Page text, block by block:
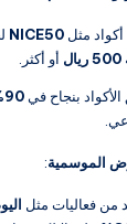
مثل NICE50
500 ريال أو أكثر.
بنجاح في 90%
الموسمية:
من فعاليات مثل